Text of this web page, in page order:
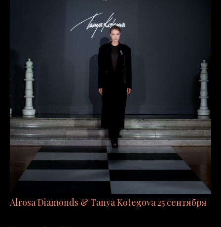
Alrosa Diamonds & Tanya Kotegova 25 сентября